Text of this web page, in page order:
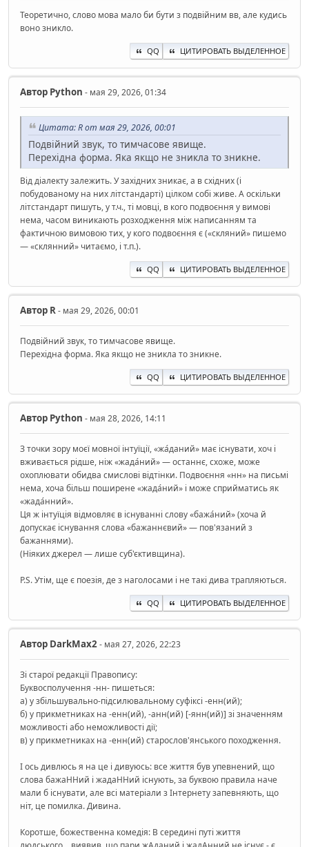
Теоретично, слово мова мало би бути з подвійним вв, але кудись
воно зникло.
QQ ЦИТИРОВАТЬ ВЫДЕЛЕННОЕ
Автор Python - мая 29, 2026, 01:34
Цитата: R от мая 29, 2026, 00:01
Подвійний звук, то тимчасове явище.
Перехідна форма. Яка якщо не зникла то зникне.
Від діалекту залежить. У західних зникає, а в східних (і
побудованому на них літстандарті) цілком собі живе. А оскільки
літстандарт пишуть, у т.ч., ті мовці, в кого подвоєння у вимові
нема, часом виникають розходження між написанням та
фактичною вимовою тих, у кого подвоєння є («скляний» пишемо
— «склянний» читаємо, і т.п.).
QQ ЦИТИРОВАТЬ ВЫДЕЛЕННОЕ
Автор R- мая 29, 2026, 00:01
Подвійний звук, то тимчасове явище.
Перехідна форма. Яка якщо не зникла то зникне.
QQ ЦИТИРОВАТЬ ВЫДЕЛЕННОЕ
Автор Python - мая 28, 2026, 14:11
З точки зору моєї мовної інтуїції, «жа́даний» має існувати, хоч і
вживається рідше, ніж «жада́ний» — останнє, схоже, може
охоплювати обидва смислові відтінки. Подвоєння «нн» на письмі
нема, хоча більш поширене «жада́ний» і може сприйматись як
«жада́нний».
Ця ж інтуїція відмовляє в існуванні слову «бажа́ний» (хоча й
допускає існування слова «бажаннєвий» — пов'язаний з
бажаннями).
(Ніяких джерел — лише суб'єктивщина).
Р.Ѕ. Утім, ще є поезія, де з наголосами і не такі дива трапляються.
QQ ЦИТИРОВАТЬ ВЫДЕЛЕННОЕ
Автор DarkMax2- мая 27, 2026, 22:23
Зі старої редакції Правопису:
Буквосполучення -нн- пишеться:
а) у збільшувально-підсилювальному суфіксі -енн(ий);
б) у прикметниках на -енн(ий), -анн(ий) [-янн(ий)] зі значенням
можливості або неможливості дії;
в) у прикметниках на -енн(ий) старослов'янського походження.
І ось дивлюсь я на це і дивуюсь: все життя був упевнений, що
слова бажаННий і жадаННий існують, за буквою правила наче
мали б існувати, але всі матеріали з Інтернету запевняють, що
ніт, це помилка. Дивина.
Коротше, божественна комедія: В середині путі життя